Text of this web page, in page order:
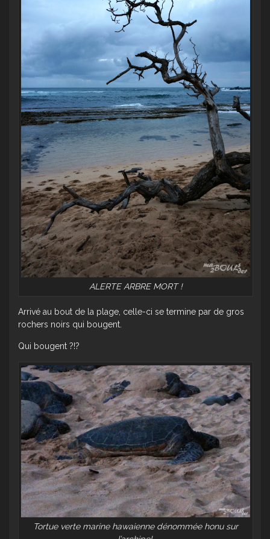
ALERTE ARBRE MORT !
Arrivé au bout de la plage, celle-ci se termine par de gros
rochers noirs qui bougent.
Qui bougent ?!?
Tortue verte marine hawaienne dénommée honu sur